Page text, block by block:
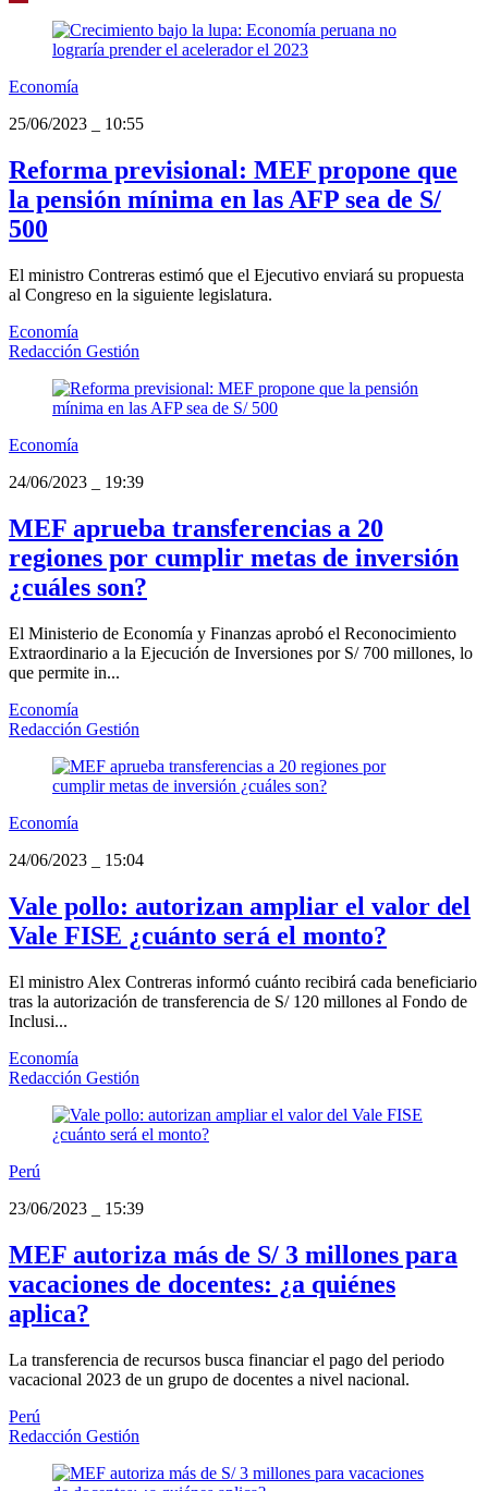
Economía
25/06/2023
10:55
Reforma previsional: MEF propone que
la pensión mínima en las AFP sea de S/
500
El ministro Contreras estimó que el Ejecutivo enviará su propuesta
al Congreso en la siguiente legislatura.
Economía
Redacción Gestión
Economía
24/06/2023
19:39
MEF aprueba transferencias a 20
regiones por cumplir metas de inversión
¿cuáles son?
El Ministerio de Economía y Finanzas aprobó el Reconocimiento
Extraordinario a la Ejecución de Inversiones por S/ 700 millones, lo
que permite in...
Economía
Redacción Gestión
Economía
24/06/2023
15:04
Vale pollo: autorizan ampliar el valor del
Vale FISE ¿cuánto será el monto?
El ministro Alex Contreras informó cuánto recibirá cada beneficiario
tras la autorización de transferencia de S/ 120 millones al Fondo de
Inclusi...
Economía
Redacción Gestión
Perú
23/06/2023
15:39
MEF autoriza más de S/ 3 millones para
vacaciones de docentes: ¿a quiénes
aplica?
La transferencia de recursos busca financiar el pago del periodo
vacacional 2023 de un grupo de docentes a nivel nacional.
Perú
Redacción Gestión